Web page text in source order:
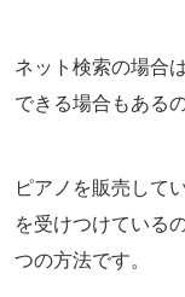
ネット検索の場合
できる場合もある
ピアノを販売して
を受けつけている
つの方法です。